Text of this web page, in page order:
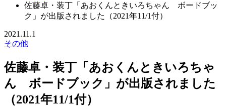
佐藤卓・装丁「あおくんときいろちゃん ボードブッ
ク」が出版されました（2021年11/1付）
2021.11.1
その他
佐藤卓・装丁「あおくんときいろちゃ
ん ボードブック」が出版されました
（2021年11/1付）